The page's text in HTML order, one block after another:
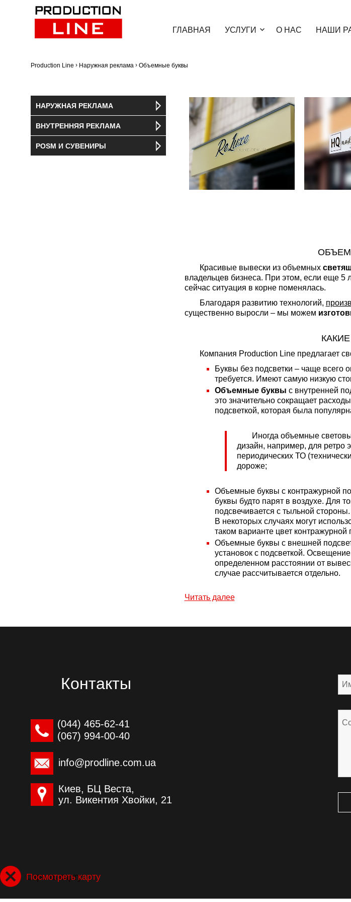
ГЛАВНАЯ УСЛУГИ О НАС НАШИ
Production Line › Наружная реклама › Объемные буквы
НАРУЖНАЯ РЕКЛАМА
ВНУТРЕННЯЯ РЕКЛАМА
POSM И СУВЕНИРЫ
Красивые вывески из объемных
владельцев бизнеса. При этом, если еще 5
сейчас ситуация в корне поменялась.
Благодаря развитию технологий,
существенно выросли – мы можем
Компания Production Line предлагает
Буквы без подсветки – чаще всего
требуется. Имеют самую низкую
Объемные буквы с внутренней
это значительно сокращает
подсветкой, которая была
Иногда объемные
дизайн, например, для ретро
периодических ТО
дороже;
Объемные буквы с контражурной
буквы будто парят в воздухе. Для
подсвечивается с тыльной
В некоторых случаях могут
таком варианте цвет контражурной
Объемные буквы с внешней
установок с подсветкой.
определенном расстоянии от
случае рассчитывается отдельно.
Читать далее
Скрыть карту
Контакты
(044) ‎465-62-41
(067) 994-00-40
info@prodline.com.ua
Киев, БЦ Веста,
ул. Викентия Хвойки, 21
Посмотреть карту